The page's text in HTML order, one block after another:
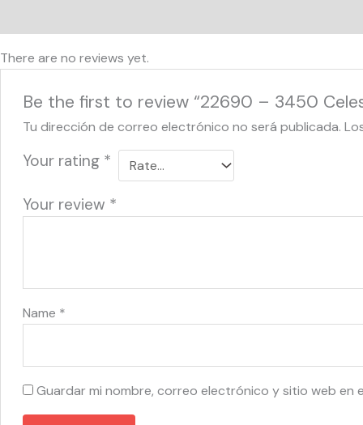
There are no reviews yet.
Be the first to review “22690 – 3450
Tu dirección de correo electrónico no será publicada.
Your rating *
Your review *
Name *
Guardar mi nombre, correo electrónico y sitio web en